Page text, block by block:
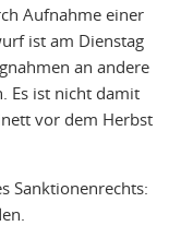
Aufnahme einer
ist am Dienstag
an andere
Es ist nicht damit
vor dem Herbst
Sanktionenrechts: